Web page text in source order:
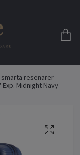
resenärer
Midnight Navy